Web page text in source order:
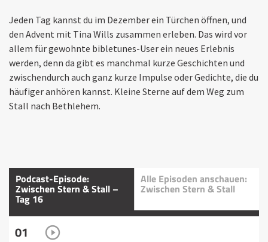
Jeden Tag kannst du im Dezember ein Türchen öffnen, und
den Advent mit Tina Wills zusammen erleben. Das wird vor
allem für gewohnte bibletunes-User ein neues Erlebnis
werden, denn da gibt es manchmal kurze Geschichten und
zwischendurch auch ganz kurze Impulse oder Gedichte, die du
häufiger anhören kannst. Kleine Sterne auf dem Weg zum
Stall nach Bethlehem.
Podcast-Episode:
Zwischen Stern & Stall –
Tag 16
Alle Episoden anschauen:
Zwischen Stern & Stall
01